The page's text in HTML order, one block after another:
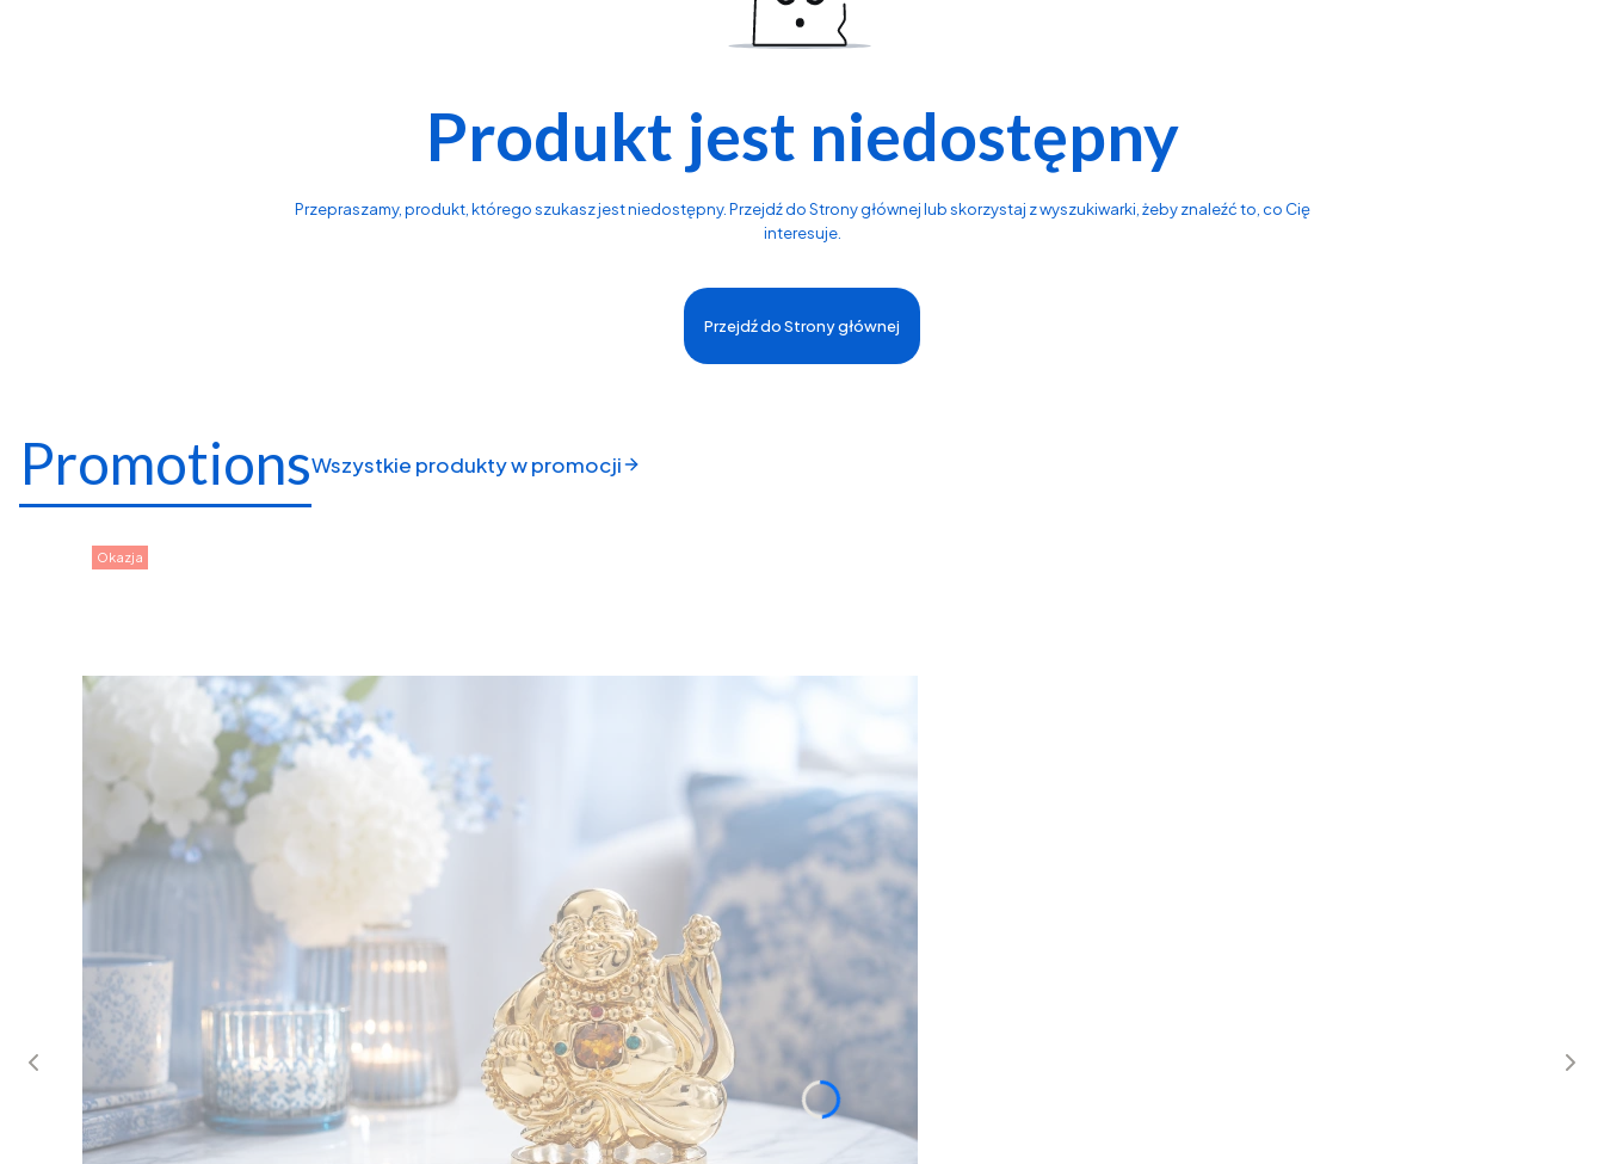
Produkt jest niedostępny
Przepraszamy, produkt, którego szukasz jest niedostępny. Przejdź do Strony głównej lub skorzystaj z wyszukiwarki, żeby znaleźć to, co Cię
interesuje.
Przejdź do Strony głównej
PromotionsWszystkie produkty w promocji
Okazja